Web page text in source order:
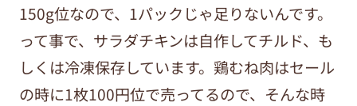
150g位なので、1パックじゃ足りないんです。
って事で、サラダチキンは自作してチルド、も
しくは冷凍保存しています。鶏むね肉はセール
の時に1枚100円位で売ってるので、そんな時